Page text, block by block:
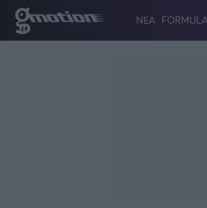
Παράκαμψη προς το κυρίως περιεχόμενο
ΝΕΑ